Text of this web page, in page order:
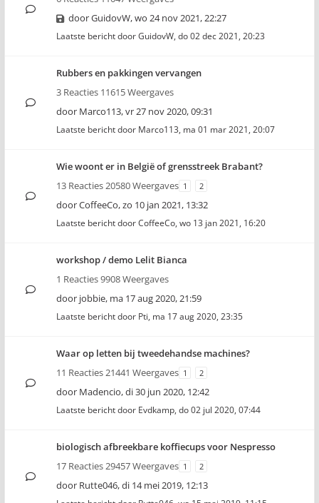
doorGuidovW,wo 24 nov 2021, 22:27
Laatste bericht doorGuidovW, do 02 dec 2021, 20:23
Rubbers en pakkingen vervangen
3 Reacties 11615 Weergaves
door Marco113,vr 27 nov 2020, 09:31
Laatste bericht door Marco113, ma 01 mar 2021, 20:07
Wie woont er in België of grensstreek Brabant?
13 Reacties 20580 Weergaves 1 2
doorCoffeeCo,zo 10 jan 2021, 13:32
Laatste bericht doorCoffeeCo, wo 13 jan 2021, 16:20
workshop / demo Lelit Bianca
1 Reacties 9908 Weergaves
door jobbie, ma 17 aug 2020, 21:59
Laatste bericht door Pti, ma 17 aug 2020, 23:35
Waar op letten bij tweedehandse machines?
11 Reacties 21441 Weergaves 1 2
door Madencio,di 30 jun 2020, 12:42
Laatste bericht door Evdkamp, do 02 jul 2020, 07:44
biologisch afbreekbare koffiecups voor Nespresso
17 Reacties 29457 Weergaves 1 2
door Rutte046,di 14 mei 2019, 12:13